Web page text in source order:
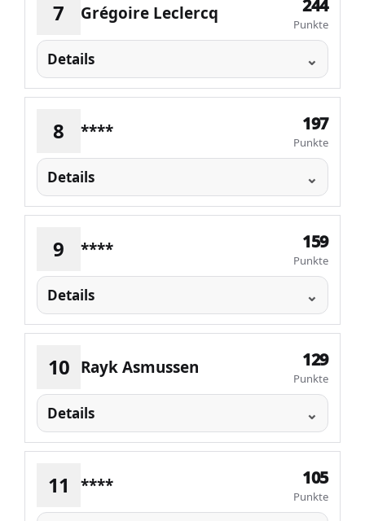
7 Grégoire Leclercq 244
Punkte
Details
8 **** 197
Punkte
Details
9 **** 159
Punkte
Details
10 Rayk Asmussen 129
Punkte
Details
11 **** 105
Punkte